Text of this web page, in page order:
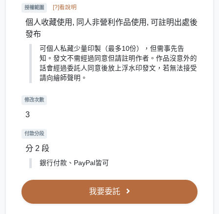
授權範圍 [?]看說明
個人收藏使用, 同人非營利作品使用, 可註明出處後
發布
可個人私藏少量印製（最多10份），但需事先告
知。發文不需經過同意但請註明作者。作品沒意外的
話會經過委託人同意後放上浮水印發文，若無法接受
請向繪師聲明。
修改次數
3
付款分段
分 2 段
銀行付款、PayPal皆可
我要委託